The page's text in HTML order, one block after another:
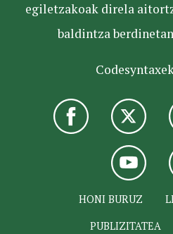
egiletzakoak direla
baldintza
HONI BURUZ
PUBLIZITATEA